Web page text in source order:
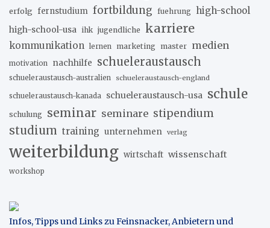
erfolg fernstudium fortbildung fuehrung high-school
high-school-usa ihk jugendliche karriere
kommunikation lernen marketing master medien
motivation nachhilfe schueleraustausch
schueleraustausch-australien schueleraustausch-england
schueleraustausch-kanada schueleraustausch-usa schule
schulung seminar seminare stipendium
studium training unternehmen verlag
weiterbildung wirtschaft wissenschaft
workshop
Infos, Tipps und Links zu Feinsnacker, Anbietern und